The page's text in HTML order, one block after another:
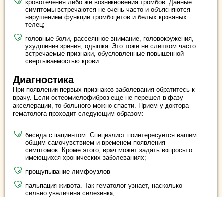
кровотечения либо же возникновения тромбов. Данные
симптомы встречаются не очень часто и объясняются
нарушением функции тромбоцитов и белых кровяных
телец;
головные боли, рассеянное внимание, головокружения,
ухудшение зрения, одышка. Это тоже не слишком часто
встречаемые признаки, обусловленные повышенной
свертываемостью крови.
Диагностика
При появлении первых признаков заболевания обратитесь к
врачу. Если остеомиелофиброз еще не перешел в фазу
акселерации, то больного можно спасти. Прием у доктора-
гематолога проходит следующим образом:
беседа с пациентом. Специалист поинтересуется вашим
общим самочувствием и временем появления
симптомов. Кроме этого, врач может задать вопросы о
имеющихся хронических заболеваниях;
прощупывание лимфоузлов;
пальпация живота. Так гематолог узнает, насколько
сильно увеличена селезенка;